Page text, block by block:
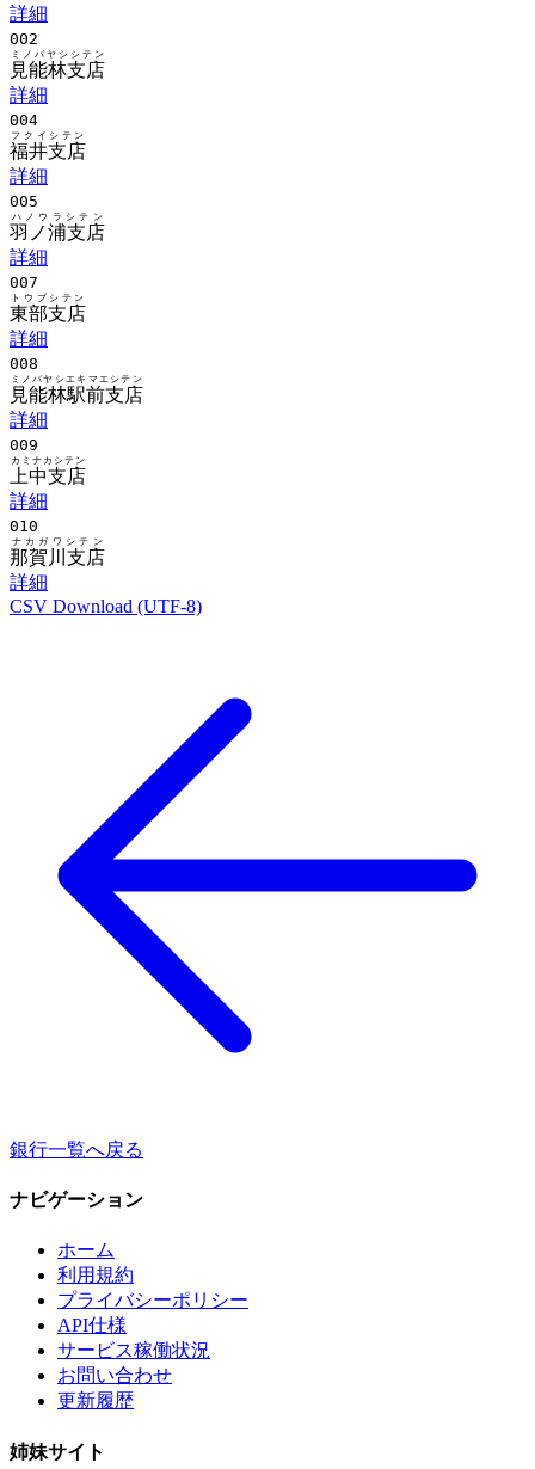
詳細
002
見能林支店
ミノバヤシシテン
詳細
004
福井支店
フクイシテン
詳細
005
羽ノ浦支店
ハノウラシテン
詳細
007
東部支店
トウブシテン
詳細
008
見能林駅前支店
ミノバヤシエキマエシテン
詳細
009
上中支店
カミナカシテン
詳細
010
那賀川支店
ナカガワシテン
詳細
CSV Download (UTF-8)
銀行一覧へ戻る
ナビゲーション
ホーム
利用規約
プライバシーポリシー
API仕様
サービス稼働状況
お問い合わせ
更新履歴
姉妹サイト